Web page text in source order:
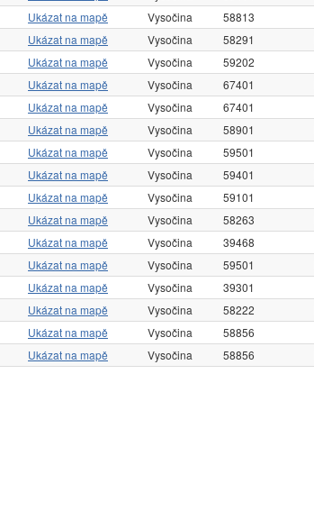
Ukázat na mapě Vysočina 58813
Ukázat na mapě Vysočina 58291
Ukázat na mapě Vysočina 59202
Ukázat na mapě Vysočina 67401
Ukázat na mapě Vysočina 67401
Ukázat na mapě Vysočina 58901
Ukázat na mapě Vysočina 59501
Ukázat na mapě Vysočina 59401
Ukázat na mapě Vysočina 59101
Ukázat na mapě Vysočina 58263
Ukázat na mapě Vysočina 39468
Ukázat na mapě Vysočina 59501
Ukázat na mapě Vysočina 39301
Ukázat na mapě Vysočina 58222
Ukázat na mapě Vysočina 58856
Ukázat na mapě Vysočina 58856